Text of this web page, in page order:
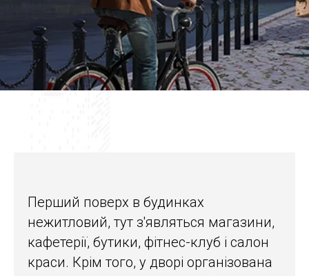
Перший поверх в будинках
нежитловий, тут з'являться магазини,
кафетерії, бутики, фітнес-клуб і салон
краси. Крім того, у дворі організована